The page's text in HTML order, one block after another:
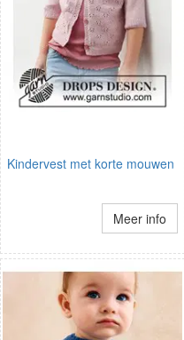
Kindervest met korte mouwen
Meer info